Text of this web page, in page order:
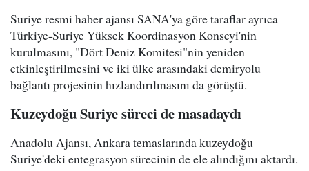
Suriye resmi haber ajansı SANA'ya göre taraflar ayrıca
Türkiye-Suriye Yüksek Koordinasyon Konseyi'nin
kurulmasını, "Dört Deniz Komitesi"nin yeniden
etkinleştirilmesini ve iki ülke arasındaki demiryolu
bağlantı projesinin hızlandırılmasını da görüştü.
Kuzeydoğu Suriye süreci de masadaydı
Anadolu Ajansı, Ankara temaslarında kuzeydoğu
Suriye'deki entegrasyon sürecinin de ele alındığını aktardı.